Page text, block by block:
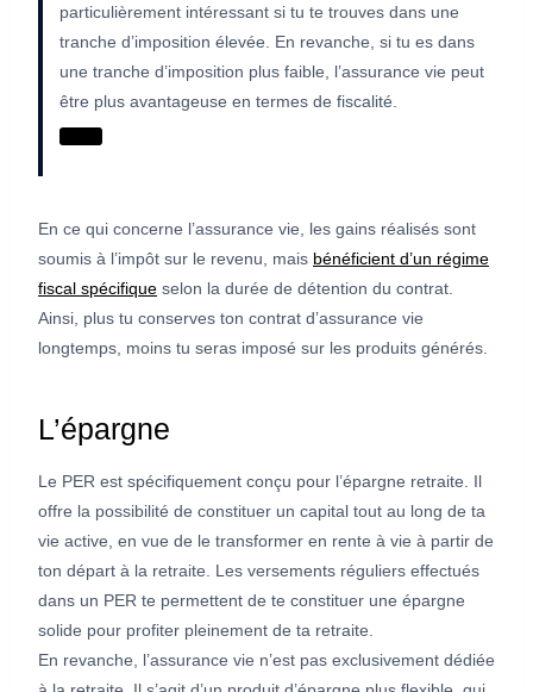
particulièrement intéressant si tu te trouves dans une
tranche d’imposition élevée. En revanche, si tu es dans
une tranche d’imposition plus faible, l’assurance vie peut
être plus avantageuse en termes de fiscalité.
En ce qui concerne l’assurance vie, les gains réalisés sont
soumis à l’impôt sur le revenu, mais bénéficient d’un régime
fiscal spécifique selon la durée de détention du contrat.
Ainsi, plus tu conserves ton contrat d’assurance vie
longtemps, moins tu seras imposé sur les produits générés.
L’épargne
Le PER est spécifiquement conçu pour l’épargne retraite. Il
offre la possibilité de constituer un capital tout au long de ta
vie active, en vue de le transformer en rente à vie à partir de
ton départ à la retraite. Les versements réguliers effectués
dans un PER te permettent de te constituer une épargne
solide pour profiter pleinement de ta retraite.
En revanche, l’assurance vie n’est pas exclusivement dédiée